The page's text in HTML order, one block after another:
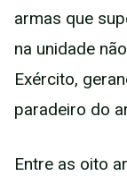
armas que
na unidade
Exército,
paradeiro do
Entre as oito